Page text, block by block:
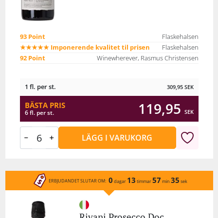
93 Point
Flaskehalsen
★★★★★ Imponerende kvalitet til prisen
Flaskehalsen
92 Point
Winewherever, Rasmus Christensen
1 fl. per st. 309,95 SEK
BÄSTA PRIS
6 fl. per st. 119,95 SEK
LÄGG I VARUKORG
ERBJUDANDET SLUTAR OM: 0 dagar 13 timmar57 min 35 sek